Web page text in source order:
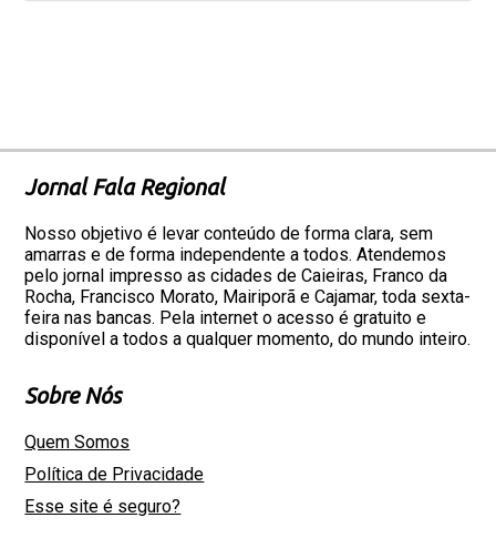
Jornal Fala Regional
Nosso objetivo é levar conteúdo de forma clara, sem
amarras e de forma independente a todos. Atendemos
pelo jornal impresso as cidades de Caieiras, Franco da
Rocha, Francisco Morato, Mairiporã e Cajamar, toda sexta-
feira nas bancas. Pela internet o acesso é gratuito e
disponível a todos a qualquer momento, do mundo inteiro.
Sobre Nós
Quem Somos
Política de Privacidade
Esse site é seguro?